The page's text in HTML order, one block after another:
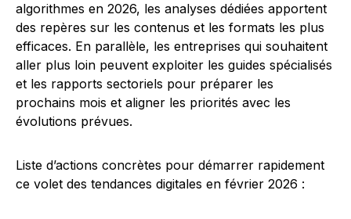
algorithmes en 2026, les analyses dédiées apportent
des repères sur les contenus et les formats les plus
efficaces. En parallèle, les entreprises qui souhaitent
aller plus loin peuvent exploiter les guides spécialisés
et les rapports sectoriels pour préparer les
prochains mois et aligner les priorités avec les
évolutions prévues.
Liste d’actions concrètes pour démarrer rapidement
ce volet des tendances digitales en février 2026 :